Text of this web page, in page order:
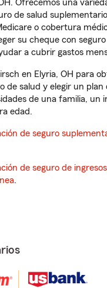
Ofrecemos una
de salud
o cobertura
su cheque con
a cubrir gastos
en Elyria, OH para
de salud y elegir un plan
de una familia, un
edad.
de seguro
de seguro de
.